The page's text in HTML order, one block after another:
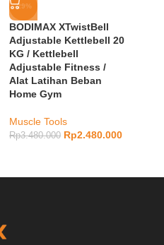
-29%
BODIMAX XTwistBell
Adjustable Kettlebell 20
KG / Kettlebell
Adjustable Fitness /
Alat Latihan Beban
Home Gym
Muscle Tools
Rp3.480.000 Rp2.480.000